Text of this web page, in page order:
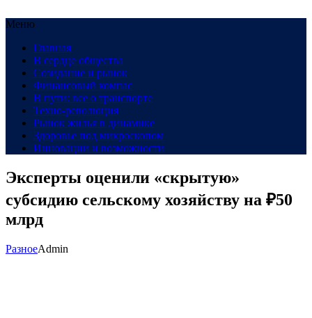
Меню
Главная
В сердце общества
Созидание и рынок
Финансовый компас
В пути: все о транспорте
Техно-революция
Рынок жилья в динамике
Здоровье под микроскопом
Инновации и возможности
Эксперты оценили «скрытую»
субсидию сельскому хозяйству на ₽50
млрд
РазноеAdmin